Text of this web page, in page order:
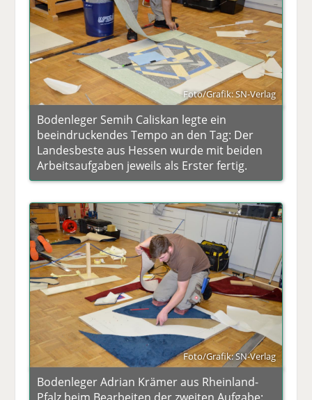
Foto/Grafik: SN-Verlag
Bodenleger Semih Caliskan legte ein
beeindruckendes Tempo an den Tag: Der
Landesbeste aus Hessen wurde mit beiden
Arbeitsaufgaben jeweils als Erster fertig.
Foto/Grafik: SN-Verlag
Bodenleger Adrian Krämer aus Rheinland-